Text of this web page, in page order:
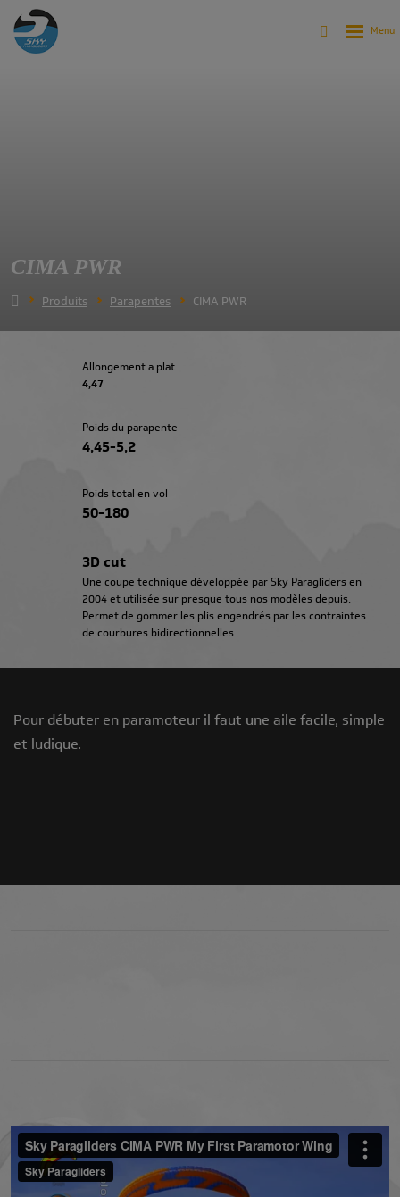
CIMA PWR
Produits Parapentes CIMA PWR
Allongement a plat
4,47
Poids du parapente
4,45-5,2
Poids total en vol
50-180
3D cut
Une coupe technique développée par Sky Paragliders en
2004 et utilisée sur presque tous nos modèles depuis.
Permet de gommer les plis engendrés par les contraintes
de courbures bidirectionnelles.
Pour débuter en paramoteur il faut une aile facile, simple
et ludique.